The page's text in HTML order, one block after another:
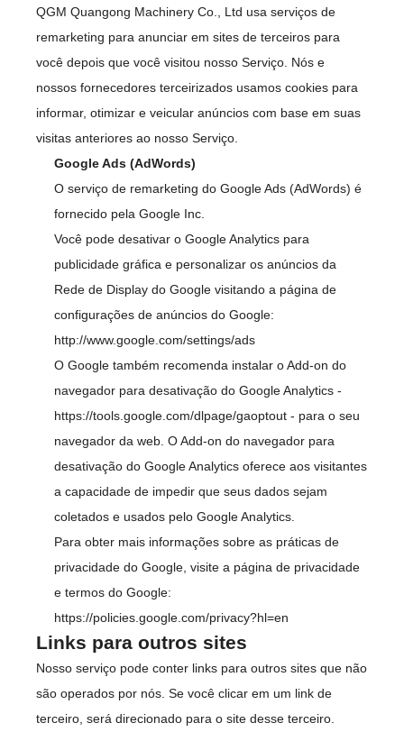
QGM Quangong Machinery Co., Ltd usa serviços de
remarketing para anunciar em sites de terceiros para
você depois que você visitou nosso Serviço. Nós e
nossos fornecedores terceirizados usamos cookies para
informar, otimizar e veicular anúncios com base em suas
visitas anteriores ao nosso Serviço.
Google Ads (AdWords)
O serviço de remarketing do Google Ads (AdWords) é
fornecido pela Google Inc.
Você pode desativar o Google Analytics para
publicidade gráfica e personalizar os anúncios da
Rede de Display do Google visitando a página de
configurações de anúncios do Google:
http://www.google.com/settings/ads
O Google também recomenda instalar o Add-on do
navegador para desativação do Google Analytics -
https://tools.google.com/dlpage/gaoptout - para o seu
navegador da web. O Add-on do navegador para
desativação do Google Analytics oferece aos visitantes
a capacidade de impedir que seus dados sejam
coletados e usados pelo Google Analytics.
Para obter mais informações sobre as práticas de
privacidade do Google, visite a página de privacidade
e termos do Google:
https://policies.google.com/privacy?hl=en
Links para outros sites
Nosso serviço pode conter links para outros sites que não
são operados por nós. Se você clicar em um link de
terceiro, será direcionado para o site desse terceiro.